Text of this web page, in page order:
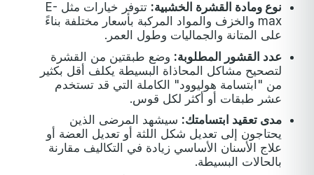
نوع ومادة القشرة الخشبية:
تتوفر خيارات مثل E-
max والخزف والمواد المركبة بأسعار مختلفة بناءً
على المتانة والجماليات وطول العمر.
عدد القشور المطلوبة: وضع طبقتين من القشرة
لتصحيح مشاكل المحاذاة البسيطة يكلف أقل بكثير
من "ابتسامة هوليوود" الكاملة التي قد تستخدم
عشر طبقات أو أكثر لكل قوس.
مدى تعقيد ابتسامتك: سيشهد المرضى الذين
يحتاجون إلى تعديل شكل اللثة أو تعديل العضة أو
علاج الأسنان الأساسي زيادة في التكاليف مقارنة
بالحالات البسيطة.